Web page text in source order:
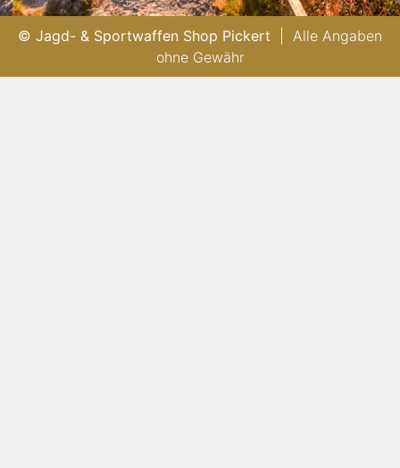
© Jagd- & Sportwaffen Shop Pickert | Alle Angaben
ohne Gewähr